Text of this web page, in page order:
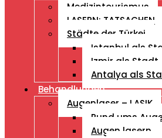
Medizintourismus
LASERN: TATSACHEN
Städte der Türkei
Istanbul als
Izmir als Stadt
Antalya als
Behandlungen
Augenlaser – LASIK
Rund ums
Augen lasern